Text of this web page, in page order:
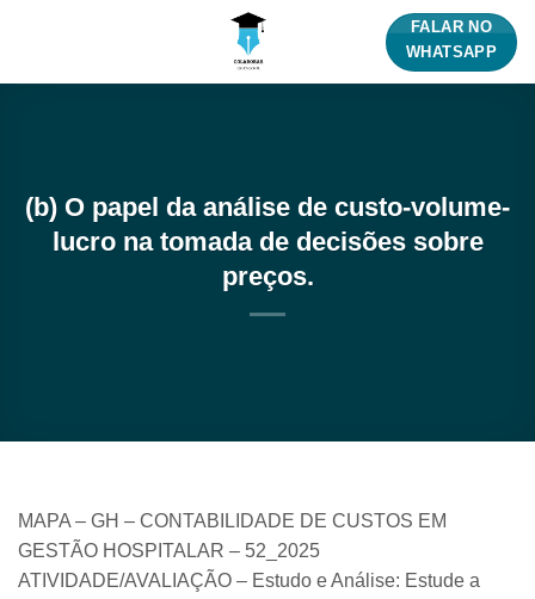
FALAR NO
WHATSAPP
(b) O papel da análise de custo-volume-
lucro na tomada de decisões sobre
preços.
MAPA – GH – CONTABILIDADE DE CUSTOS EM
GESTÃO HOSPITALAR – 52_2025
ATIVIDADE/AVALIAÇÃO – Estudo e Análise: Estude a